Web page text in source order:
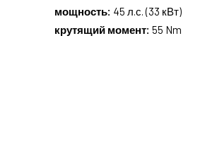
мощность: 45 л.с. (33 кВт)
крутящий момент: 55 Nm